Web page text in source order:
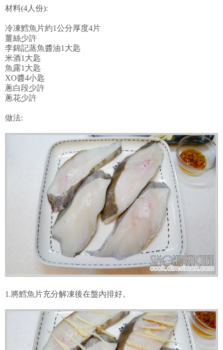
材料(4人份):
冷凍鱈魚片約1公分厚度4片
薑絲少許
李錦記蒸魚醬油1大匙
米酒1大匙
魚露1大匙
XO醬4小匙
蔥白段少許
蔥花少許
做法:
1.將鱈魚片充分解凍後在盤內排好。